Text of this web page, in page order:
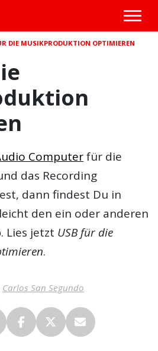
DIE MUSIKPRODUKTION OPTIMIEREN
Computerfür die
das Recording
dann findest Du in
den ein oder anderen
Lies jetzt USB für die
.
Carlos San Segundo